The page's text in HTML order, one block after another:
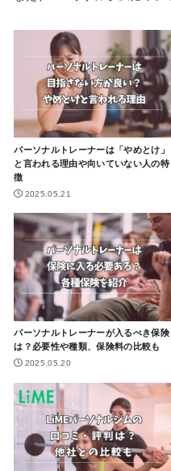
パーソナルトレーナーは「やめとけ」
と言われる理由や向いていない人の特
徴
2025.05.21
パーソナルトレーナーが入るべき保険
は？必要性や種類、保険料の比較も
2025.05.20